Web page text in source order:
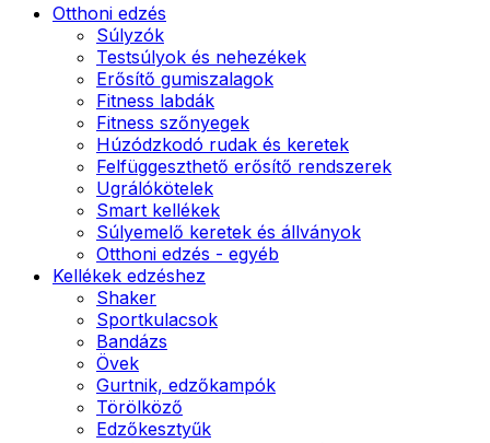
Otthoni edzés
Súlyzók
Testsúlyok és nehezékek
Erősítő gumiszalagok
Fitness labdák
Fitness szőnyegek
Húzódzkodó rudak és keretek
Felfüggeszthető erősítő rendszerek
Ugrálókötelek
Smart kellékek
Súlyemelő keretek és állványok
Otthoni edzés - egyéb
Kellékek edzéshez
Shaker
Sportkulacsok
Bandázs
Övek
Gurtnik, edzőkampók
Törölköző
Edzőkesztyűk